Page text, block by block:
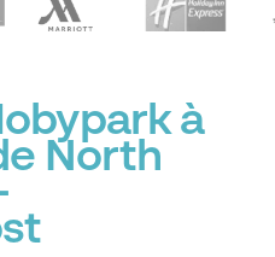
à
North